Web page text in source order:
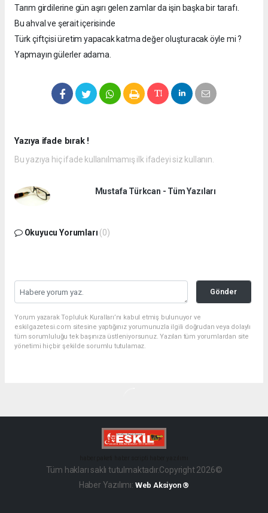
Tarım girdilerine gün aşırı gelen zamlar da işin başka bir tarafı.
Bu ahval ve şerait içerisinde
Türk çiftçisi üretim yapacak katma değer oluşturacak öyle mi ?
Yapmayın gülerler adama.
Yazıya ifade bırak !
Bu yazıya hiç ifade kullanılmamış ilk ifadeyi siz kullanın.
Mustafa Türkcan - Tüm Yazıları
Okuyucu Yorumları (0)
Gönder
Yorum yazarak Topluluk Kuralları’nı kabul etmiş bulunuyor ve
eskilgazetesi.com sitesine yaptığınız yorumunuzla ilgili doğrudan veya dolaylı
tüm sorumluluğu tek başınıza üstleniyorsunuz. Yazılan tüm yorumlardan site
yönetimi hiçbir şekilde sorumlu tutulamaz.
Tüm hakları saklı tutulmaktadır.Copyright 2026©
Haber Yazılımı: Web Aksiyon ®